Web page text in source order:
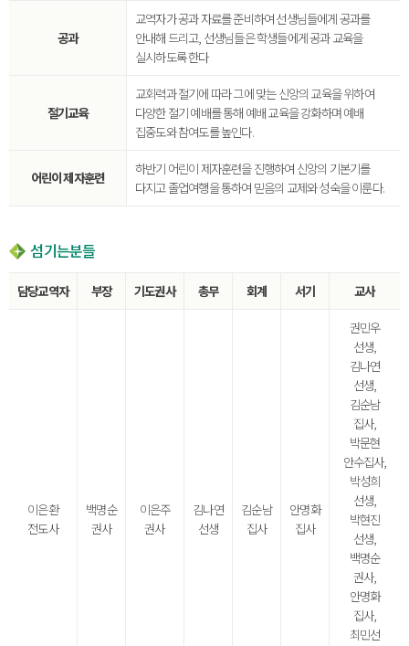
공과
교역자가 공과 자료를 준비하여 선생님들에게 공과를
안내해 드리고, 선생님들은 학생들에게 공과 교육을
실시하도록 한다
절기교육
교회력과 절기에 따라 그에 맞는 신앙의 교육을 위하여
다양한 절기 예배를 통해 예배 교육을 강화하며 예배
집중도와 참여도를 높인다.
어린이 제자훈련
하반기 어린이 제자훈련을 진행하여 신앙의 기본기를
다지고 졸업여행을 통하여 믿음의 교제와 성숙을 이룬다.
섬기는분들
담당교역자 부장 기도권사 총무 회계 서기 교사
이은환
전도사
백명순
권사
이은주
권사
김나연
선생
김순남
집사
안명화
집사
권민우
선생,
김나연
선생,
김순남
집사,
박문현
안수집사,
박성희
선생,
박현진
선생,
백명순
권사,
안명화
집사,
최민선